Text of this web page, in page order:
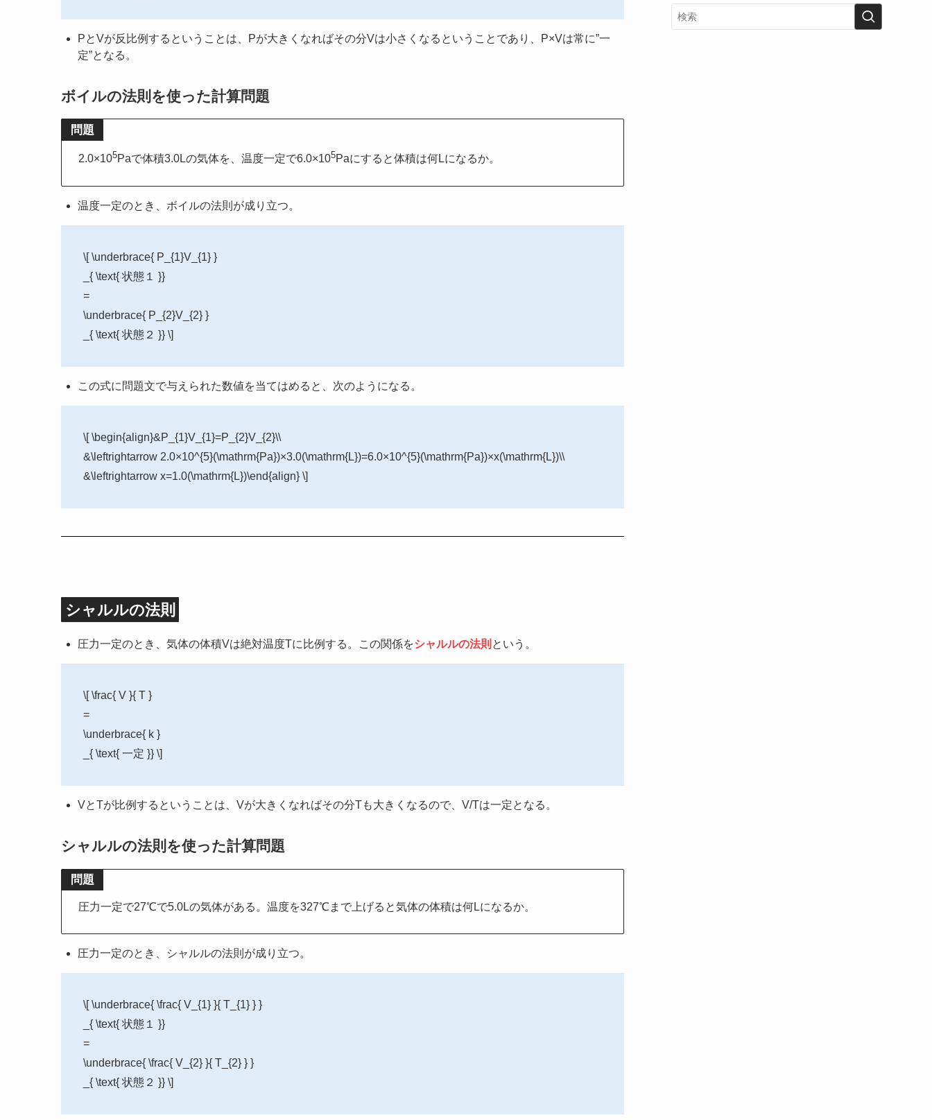
PとVが反比例するということは、Pが大きくなればその分Vは小さくなるということであり、P×Vは常に”一
定”となる。
ボイルの法則を使った計算問題
問題
2.0×105Paで体積3.0Lの気体を、温度一定で6.0×105Paにすると体積は何Lになるか。
温度一定のとき、ボイルの法則が成り立つ。
\[ \underbrace{ P_{1}V_{1} }
_{ \text{ 状態１ }}
=
\underbrace{ P_{2}V_{2} }
_{ \text{ 状態２ }} \]
この式に問題文で与えられた数値を当てはめると、次のようになる。
\[ \begin{align}&P_{1}V_{1}=P_{2}V_{2}\\
&\leftrightarrow 2.0×10^{5}(\mathrm{Pa})×3.0(\mathrm{L})=6.0×10^{5}(\mathrm{Pa})×x(\mathrm{L})\\
&\leftrightarrow x=1.0(\mathrm{L})\end{align} \]
シャルルの法則
圧力一定のとき、気体の体積Vは絶対温度Tに比例する。この関係をシャルルの法則 という。
\[ \frac{ V }{ T }
=
\underbrace{ k }
_{ \text{ 一定 }} \]
VとTが比例するということは、Vが大きくなればその分Tも大きくなるので、V/Tは一定となる。
シャルルの法則を使った計算問題
問題
圧力一定で27℃で5.0Lの気体がある。温度を327℃まで上げると気体の体積は何Lになるか。
圧力一定のとき、シャルルの法則が成り立つ。
\[ \underbrace{ \frac{ V_{1} }{ T_{1} } }
_{ \text{ 状態１ }}
=
\underbrace{ \frac{ V_{2} }{ T_{2} } }
_{ \text{ 状態２ }} \]